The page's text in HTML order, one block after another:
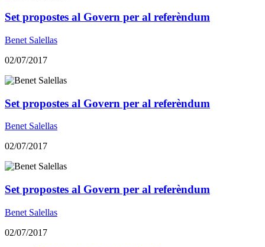
Set propostes al Govern per al referèndum
Benet Salellas
02/07/2017
Set propostes al Govern per al referèndum
Benet Salellas
02/07/2017
Set propostes al Govern per al referèndum
Benet Salellas
02/07/2017